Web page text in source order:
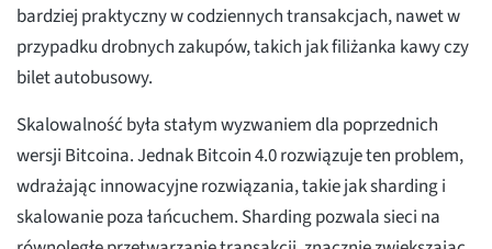
bardziej praktyczny w codziennych transakcjach, nawet w
przypadku drobnych zakupów, takich jak filiżanka kawy czy
bilet autobusowy.
Skalowalność była stałym wyzwaniem dla poprzednich
wersji Bitcoina. Jednak Bitcoin 4.0 rozwiązuje ten problem,
wdrażając innowacyjne rozwiązania, takie jak sharding i
skalowanie poza łańcuchem. Sharding pozwala sieci na